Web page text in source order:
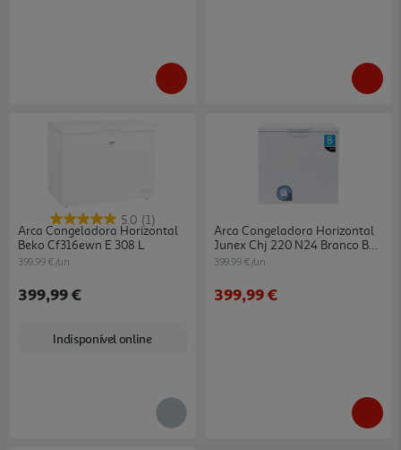
5.0 (1)
Arca Congeladora Horizontal
Beko Cf316ewn E 308 L
399.99 €/un
399,99 €
Indisponível online
Arca Congeladora Horizontal
Junex Chj 220 N24 Branco B
220l
399.99 €/un
399,99 €